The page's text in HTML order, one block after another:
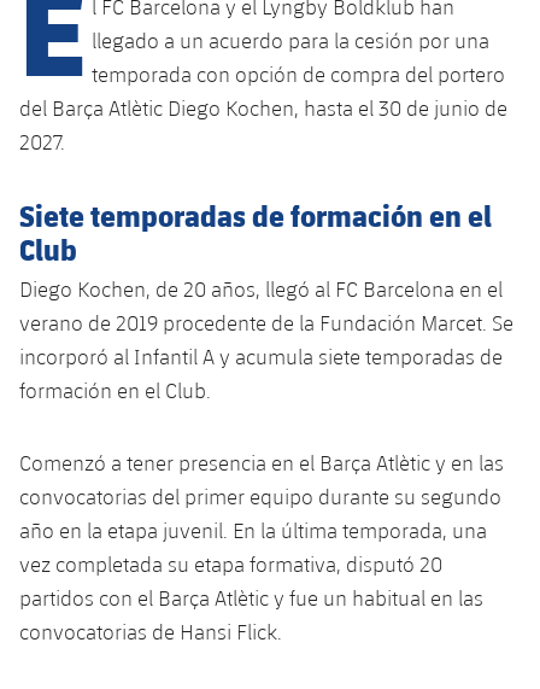
plusicon
más
Spotify Camp Nou
Estadi Johan Cruyff
Barça Cafe
Ciutat Esportiva
La Masia
Servicios
Servicios Médicos
plusicon
más
Acreditaciones
Instalaciones
l FC Barcelona y el Lyngby Boldklub han
llegado a un acuerdo para la cesión por una
temporada con opción de compra del portero
del Barça Atlètic Diego Kochen, hasta el 30 de junio de
2027.
Siete temporadas de formación en el
Club
Diego Kochen, de 20 años, llegó al FC Barcelona en el
verano de 2019 procedente de la Fundación Marcet. Se
incorporó al Infantil A y acumula siete temporadas de
formación en el Club.
Comenzó a tener presencia en el Barça Atlètic y en las
convocatorias del primer equipo durante su segundo
año en la etapa juvenil. En la última temporada, una
vez completada su etapa formativa, disputó 20
partidos con el Barça Atlètic y fue un habitual en las
convocatorias de Hansi Flick.